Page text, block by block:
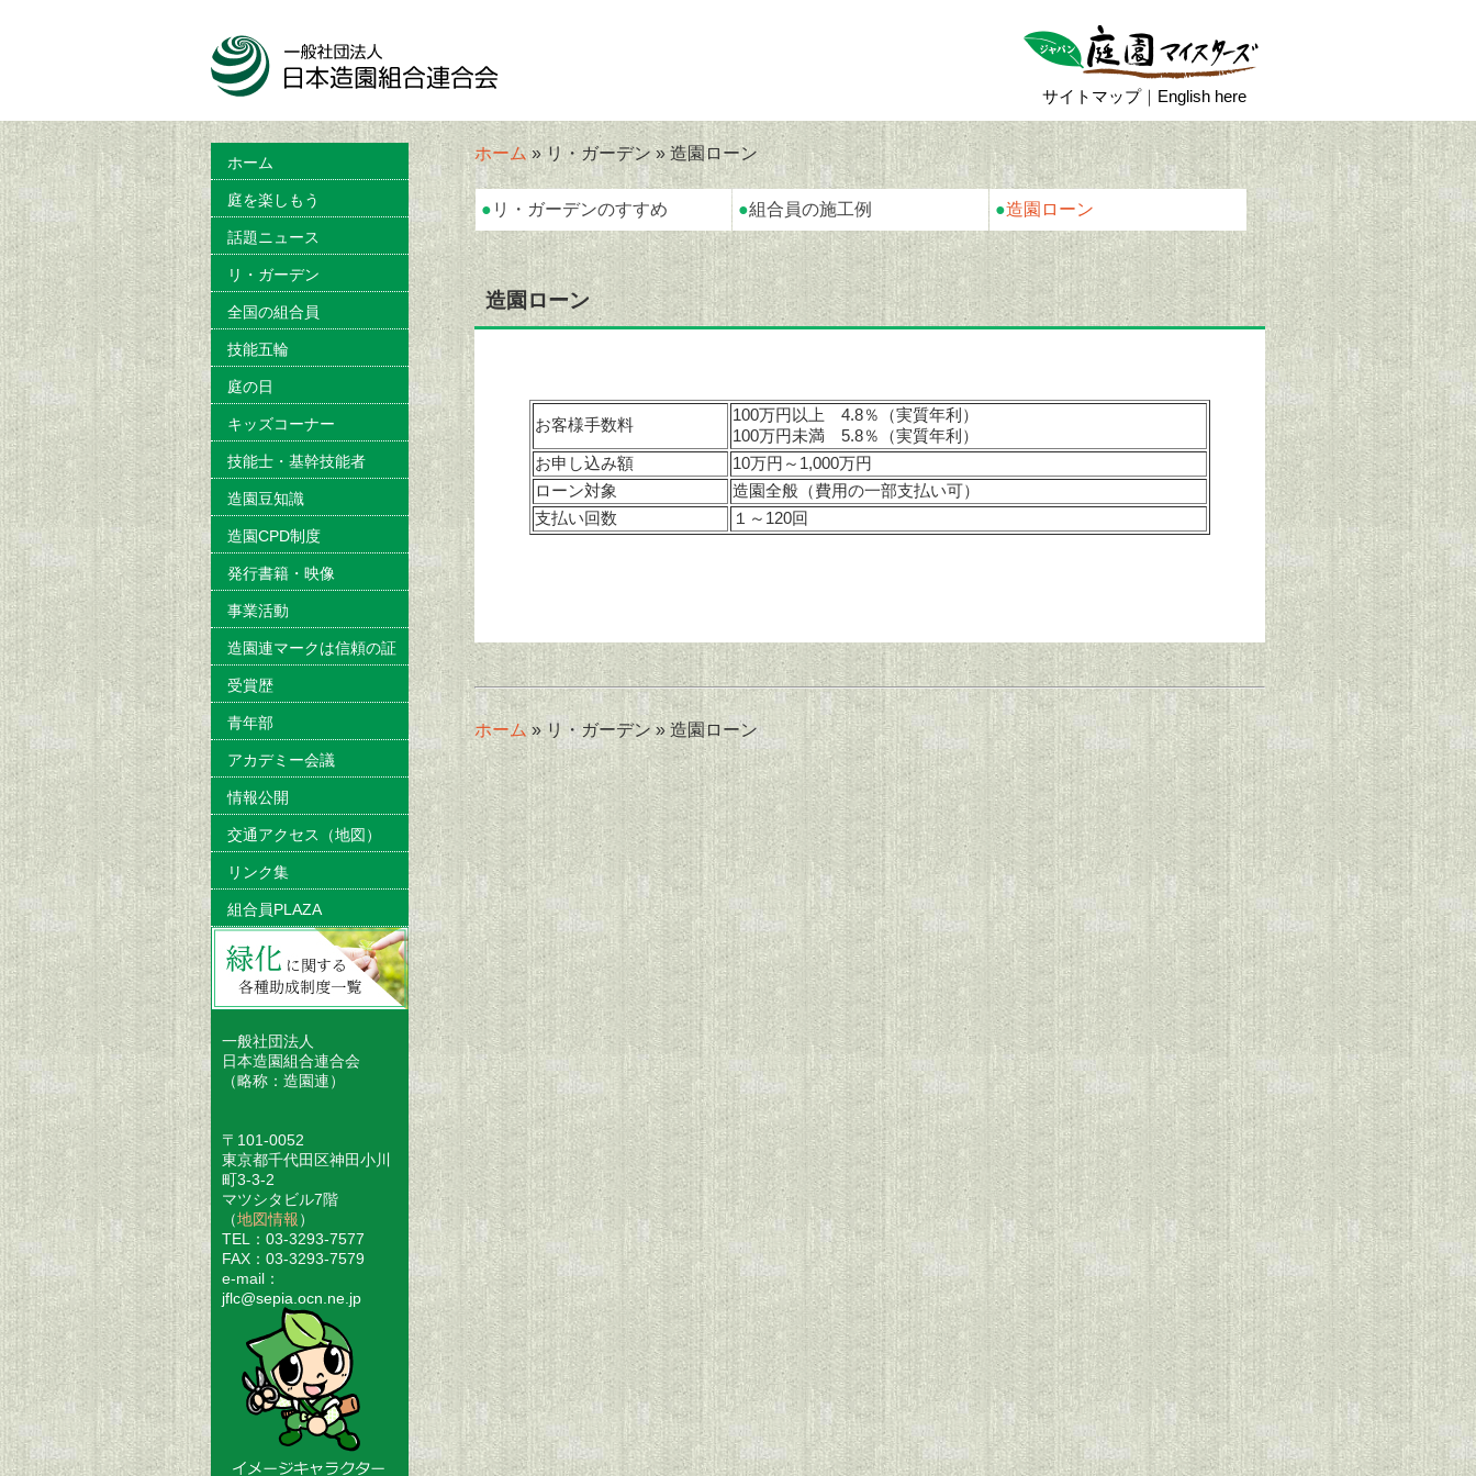
サイトマップ｜ English here
ホーム» リ・ガーデン » 造園ローン
● リ・ガーデンのすすめ ●組合員の施工例 ●造園ローン
造園ローン
お客様手数料
100万円以上 4.8％（実質年利）
100万円未満 5.8％（実質年利）
お申し込み額
10万円～1,000万円
ローン対象
造園全般（費用の一部支払い可）
支払い回数
１～120回
ホーム» リ・ガーデン » 造園ローン
ホーム
庭を楽しもう
話題ニュース
リ・ガーデン
全国の組合員
技能五輪
庭の日
キッズコーナー
技能士・基幹技能者
造園豆知識
造園CPD制度
発行書籍・映像
事業活動
造園連マークは信頼の証
受賞歴
青年部
アカデミー会議
情報公開
交通アクセス（地図）
リンク集
組合員PLAZA
一般社団法人
日本造園組合連合会
（略称：造園連）
〒101-0052
東京都千代田区神田小川
町3-3-2
マツシタビル7階
（地図情報）
TEL：03-3293-7577
FAX：03-3293-7579
e-mail：
jflc@sepia.ocn.ne.jp